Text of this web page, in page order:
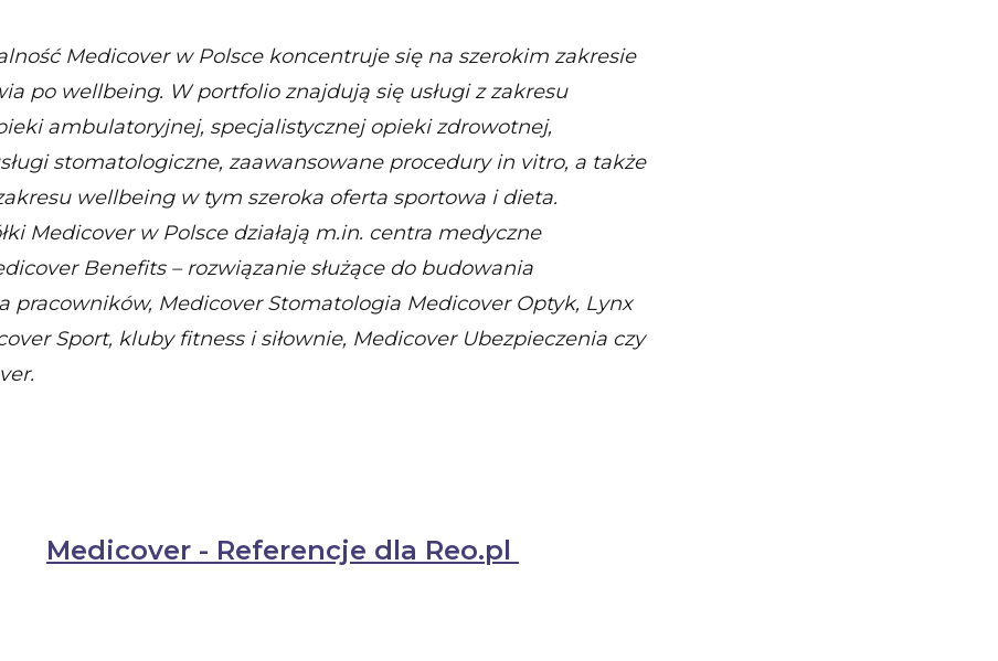
Medicover w Polsce koncentruje się na szerokim zakresie
po wellbeing. W portfolio znajdują się usługi z zakresu
ambulatoryjnej, specjalistycznej opieki zdrowotnej,
stomatologiczne, zaawansowane procedury in vitro, a także
wellbeing w tym szeroka oferta sportowa i dieta.
Medicover w Polsce działają m.in. centra medyczne
Benefits – rozwiązanie służące do budowania
pracowników, Medicover Stomatologia Medicover Optyk, Lynx
Sport, kluby fitness i siłownie, Medicover Ubezpieczenia czy
Medicover - Referencje dla Reo.pl